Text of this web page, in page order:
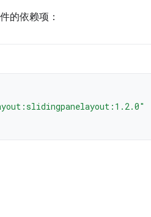
的依赖项：